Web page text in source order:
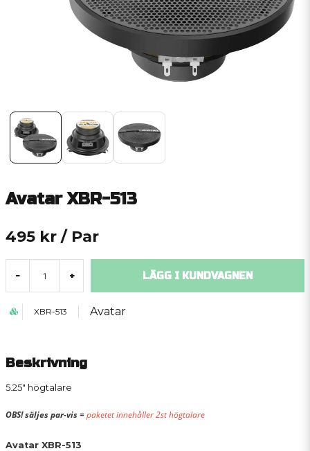
Avatar XBR-513
495 kr / Par
- + LÄGG I KUNDVAGNEN
XBR-513 Avatar
Beskrivning
5.25" högtalare
OBS! säljes par-vis =paketet innehåller 2st högtalare
Avatar XBR-513